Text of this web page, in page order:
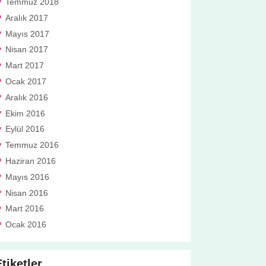
Aralık 2017
Mayıs 2017
Nisan 2017
Mart 2017
Ocak 2017
Aralık 2016
Ekim 2016
Eylül 2016
Temmuz 2016
Haziran 2016
Mayıs 2016
Nisan 2016
Mart 2016
Ocak 2016